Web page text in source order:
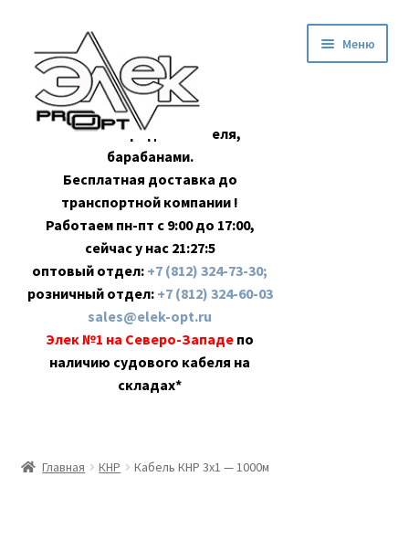
навигации
содержимому
Оптовая продажа кабеля,
барабанами.
Бесплатная доставка до
транспортной компании !
Работаем пн-пт с 9:00 до 17:00,
сейчас у нас 21:27:6
оптовый отдел: +7 (812) 324-73-30;
розничный отдел: +7 (812) 324-60-03
sales@elek-opt.ru
Элек №1 на Северо-Западе по
наличию судового кабеля на
складах*
Меню
Главная КНР Кабель КНР 3х1 — 1000м